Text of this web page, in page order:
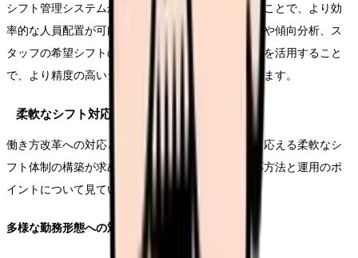
シフト管理システムから得られるデータを活用することで、より効
率的な人員配置が可能となります。勤務時間の集計や傾向分析、ス
タッフの希望シフトの傾向など、さまざまなデータを活用すること
で、より精度の高いシフト計画を立てることができます。
柔軟なシフト対応
働き方改革への対応と、スタッフの多様なニーズに応える柔軟なシ
フト体制の構築が求められています。具体的な対応方法と運用のポ
イントについて見ていきましょう。
多様な勤務形態への対応